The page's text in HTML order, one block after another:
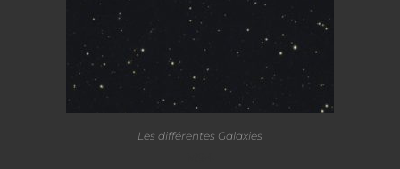
Les différentes Galaxies